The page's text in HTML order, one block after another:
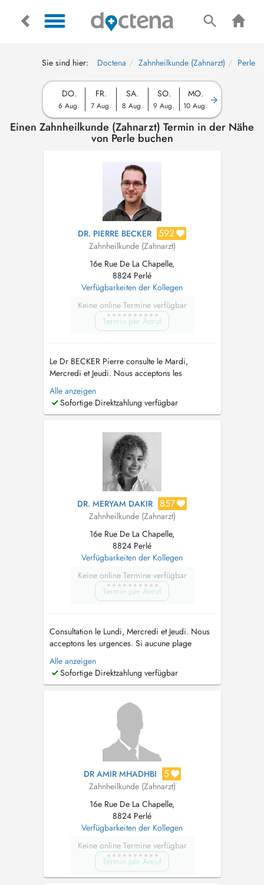
Sie sind hier: Doctena Zahnheilkunde (Zahnarzt) Perle
DO.
6 Aug.
FR.
7 Aug.
SA.
8 Aug.
SO.
9 Aug.
MO.
10 Aug.
Einen Zahnheilkunde (Zahnarzt) Termin in der Nähe
von Perle buchen
DR. PIERRE BECKER 592
Zahnheilkunde (Zahnarzt)
16e Rue De La Chapelle,
8824 Perlé
Verfügbarkeiten der Kollegen
Keine online Termine verfügbar
Termin per Anruf
Le Dr BECKER Pierre consulte le Mardi,
Mercredi et Jeudi. Nous acceptons les
urgences. Si aucune plage horaire n'est
disponible sur le site, merci de contacter
directement le cabinet par téléphone (+352 27
du secrétariat : +352 691 136 320...
Alle anzeigen
Sofortige Direktzahlung verfügbar
DR. MERYAM DAKIR 857
Zahnheilkunde (Zahnarzt)
16e Rue De La Chapelle,
8824 Perlé
Verfügbarkeiten der Kollegen
Keine online Termine verfügbar
Termin per Anruf
Consultation le Lundi, Mercredi et Jeudi. Nous
acceptons les urgences. Si aucune plage
horaire n'est disponible sur le site, merci de
contacter directement le cabinet par téléphone
(+352 27 75 81 01). ou si besoin en cas
Alle anzeigen
Sofortige Direktzahlung verfügbar
DR AMIR MHADHBI 5
Zahnheilkunde (Zahnarzt)
16e Rue De La Chapelle,
8824 Perlé
Verfügbarkeiten der Kollegen
Keine online Termine verfügbar
Termin per Anruf